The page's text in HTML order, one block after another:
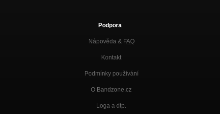
Podpora
Nápověda & FAQ
Kontakt
Podmínky používání
O Bandzone.cz
Loga a dtp.